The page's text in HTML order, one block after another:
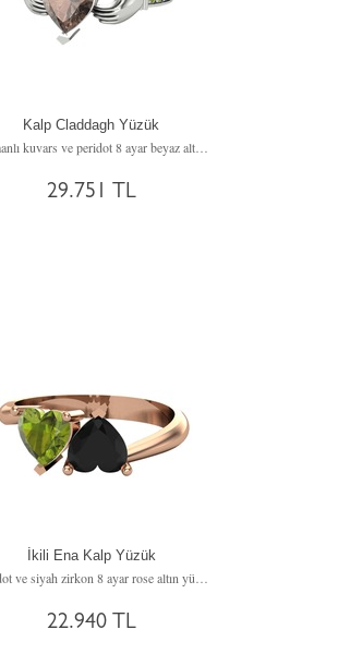
Kalp Claddagh Yüzük
Dumanlı kuvars ve peridot 8 ayar beyaz altın yüzük
29.751 TL
İkili Ena Kalp Yüzük
22.940 TL